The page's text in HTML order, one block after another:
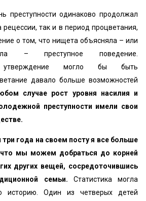
преступности одинаково продолжал
рецессии, так и в период процветания,
о том, что нищета объясняла – или
– преступное поведение.
утверждение могло бы быть
давало больше возможностей
случае рост уровня насилия и
преступности имели свои
три года на своем посту я все больше
мы можем добраться до корней
других вещей, сосредоточившись
семьи. Статистика могла
историю. Один из четверых детей